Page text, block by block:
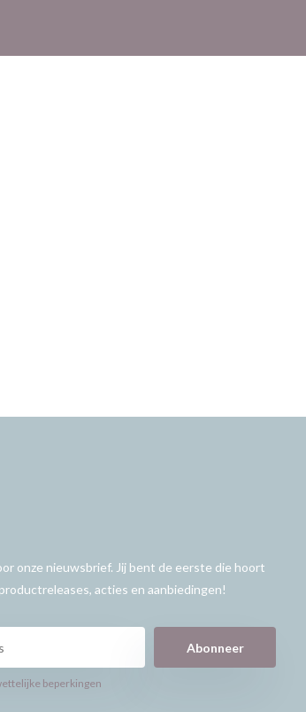
onze nieuwsbrief. Jij bent de eerste die hoort
acties en aanbiedingen!
Abonneer
beperkingen